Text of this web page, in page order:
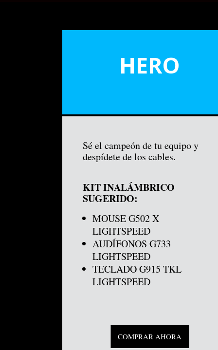
HERO
Sé el campeón de tu equipo y
despídete de los cables.
KIT INALÁMBRICO
SUGERIDO:
MOUSE G502 X
LIGHTSPEED
AUDÍFONOS G733
LIGHTSPEED
TECLADO G915 TKL
LIGHTSPEED
COMPRAR AHORA